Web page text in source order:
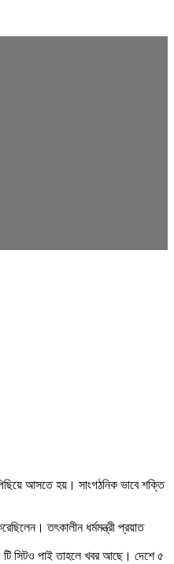
আসতে হয়। সাংগঠনিক ভাবে শক্তি
তৎকালীন ধর্মমন্ত্রী প্রয়াত
সিটও পাই তাহলে খবর আছে। দেশে ৫